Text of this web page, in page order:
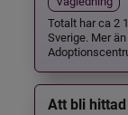
Totalt har ca 2
Sverige. Mer
Att bli